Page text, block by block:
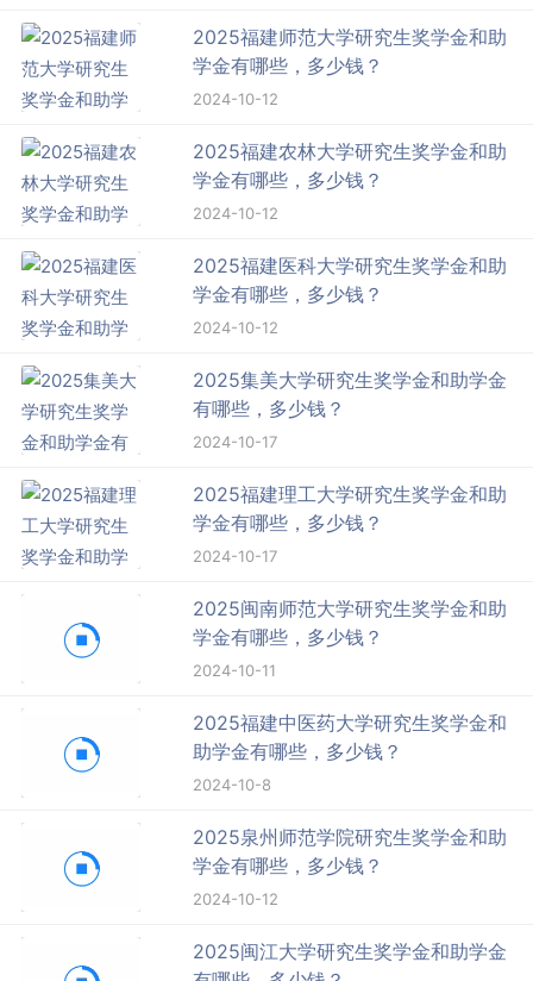
2025福建师范大学研究生奖学金和助
学金有哪些，多少钱？
2024-10-12
2025福建农林大学研究生奖学金和助
学金有哪些，多少钱？
2024-10-12
2025福建医科大学研究生奖学金和助
学金有哪些，多少钱？
2024-10-12
2025集美大学研究生奖学金和助学金
有哪些，多少钱？
2024-10-17
2025福建理工大学研究生奖学金和助
学金有哪些，多少钱？
2024-10-17
2025闽南师范大学研究生奖学金和助
学金有哪些，多少钱？
2024-10-11
2025福建中医药大学研究生奖学金和
助学金有哪些，多少钱？
2024-10-8
2025泉州师范学院研究生奖学金和助
学金有哪些，多少钱？
2024-10-12
2025闽江大学研究生奖学金和助学金